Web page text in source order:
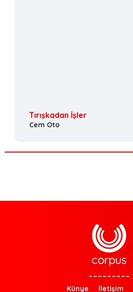
Tırışkadan İşler
Cem Oto
Künye İletişim